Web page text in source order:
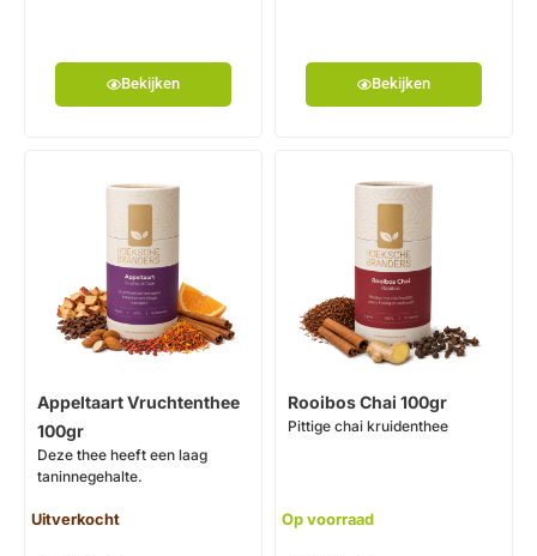
Bekijken Bekijken
Appeltaart Vruchtenthee
100gr
Deze thee heeft een laag
taninnegehalte.
Uitverkocht
Rooibos Chai 100gr
Pittige chai kruidenthee
Op voorraad